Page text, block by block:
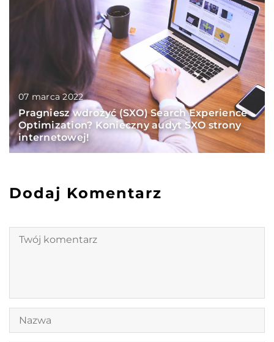
07 marca 2022
Pragniesz wdrożyć (SXO) Search Experience
Optimization? Konieczny audyt SXO strony
internetowej!
Dodaj Komentarz